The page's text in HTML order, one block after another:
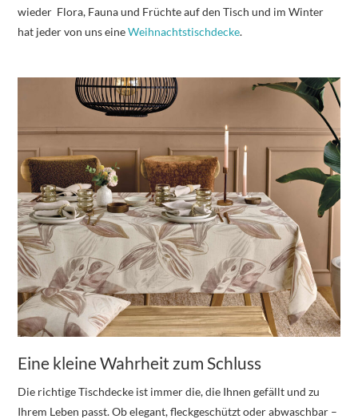
wieder Flora, Fauna und Früchte auf den Tisch und im Winter
hat jeder von uns eineWeihnachtstischdecke.
Eine kleine Wahrheit zum Schluss
Die richtige Tischdecke ist immer die, die Ihnen gefällt und zu
Ihrem Leben passt. Ob elegant, fleckgeschützt oder abwaschbar –